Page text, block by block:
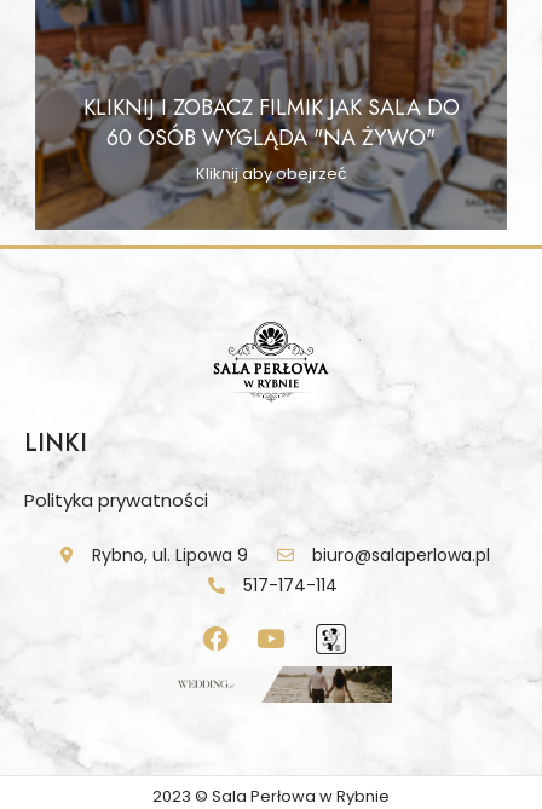
KLIKNIJ I ZOBACZ FILMIK JAK SALA DO
60 OSÓB WYGLĄDA "NA ŻYWO"
Kliknij aby obejrzeć
LINKI
Polityka prywatności
Rybno, ul. Lipowa 9
biuro@salaperlowa.pl
517-174-114
2023 © Sala Perłowa w Rybnie